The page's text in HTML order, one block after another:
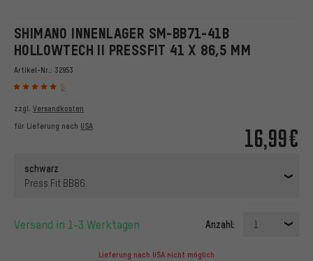
SHIMANO INNENLAGER SM-BB71-41B
HOLLOWTECH II PRESSFIT 41 X 86,5 MM
Artikel-Nr.: 32953
5
16,99€
zzgl. Versandkosten
für Lieferung nach USA
schwarz
Press Fit BB86
Versand in 1-3 Werktagen Anzahl: 1
Lieferung nach USA nicht möglich